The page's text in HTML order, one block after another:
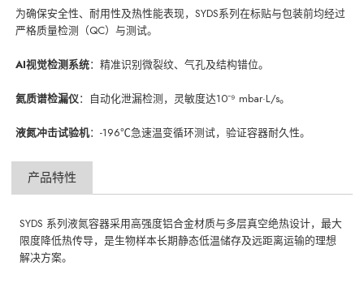
为确保安全性、耐用性及热性能表现，SYDS系列在标贴与包装前均经过
严格质量检测（QC）与测试。
AI视觉检测系统：精准识别微裂纹、气孔及结构错位。
氦质谱检漏仪：自动化泄漏检测，灵敏度达10⁻⁹ mbar·L/s。
液氮冲击试验机：-196℃急速温变循环测试，验证容器耐久性。
产品特性
SYDS 系列液氮容器采用高强度铝合金材质与多层真空绝热设计，最大
限度降低热传导，是生物样本长期静态低温储存及远距离运输的理想
解决方案。